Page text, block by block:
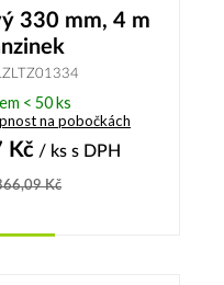
330 mm, 4 m
< 50 ks
na pobočkách
Kč/ ks s DPH
Kč